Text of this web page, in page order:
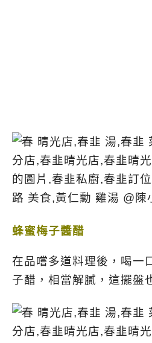
蜂蜜梅子醬醋
在品嚐多道料理後，喝一
子醋，相當解膩，這擺盤